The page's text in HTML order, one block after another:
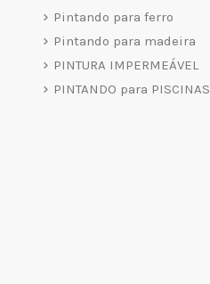
Pintando para ferro
Pintando para madeira
PINTURA IMPERMEÁVEL
PINTANDO para PISCINAS